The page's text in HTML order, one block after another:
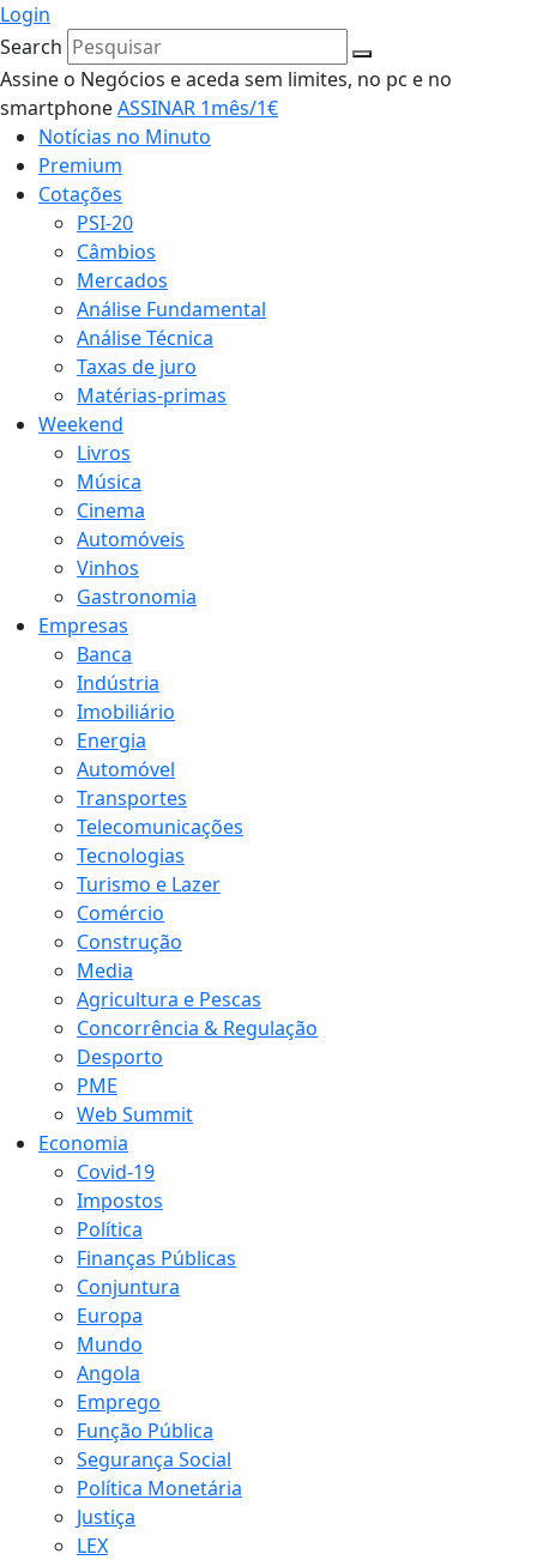
Login
Search
Assine o Negócios e aceda sem limites, no pc e no
smartphoneASSINAR 1mês/1€
Notícias no Minuto
Premium
Cotações
PSI-20
Câmbios
Mercados
Análise Fundamental
Análise Técnica
Taxas de juro
Matérias-primas
Weekend
Livros
Música
Cinema
Automóveis
Vinhos
Gastronomia
Empresas
Banca
Indústria
Imobiliário
Energia
Automóvel
Transportes
Telecomunicações
Tecnologias
Turismo e Lazer
Comércio
Construção
Media
Agricultura e Pescas
Concorrência & Regulação
Desporto
PME
Web Summit
Economia
Covid-19
Impostos
Política
Finanças Públicas
Conjuntura
Europa
Mundo
Angola
Emprego
Função Pública
Segurança Social
Política Monetária
Justiça
LEX